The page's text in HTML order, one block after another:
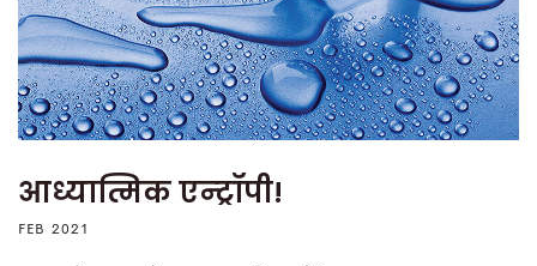
आध्यात्मिक एन्ट्रॉपी!
FEB 2021